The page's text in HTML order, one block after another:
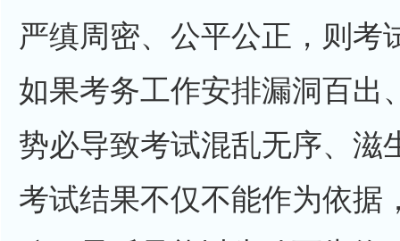
严缜周密、公平公正，则考
如果考务工作安排漏洞百出
势必导致考试混乱无序、滋
考试结果不仅不能作为依据